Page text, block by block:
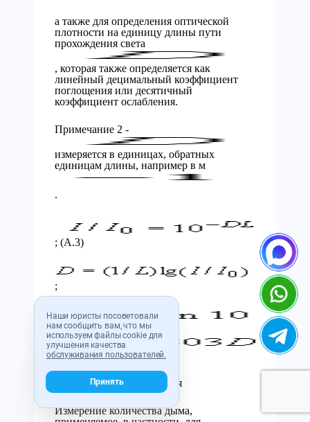
Наши юристы посоветовали
нам сообщить вам, что мы
используем файлы cookie для
улучшения качества
обслуживания пользователей.
Принять
а также для определения оптической
плотности на единицу длины пути
прохождения света
, которая также определяется как
линейный децимальный коэффициент
поглощения или десятичный
коэффициент ослабления.
Примечание 2 -
измеряется в единицах, обратных
единицам длины, например в м
.
; (А.3)
;
или
.
А.1.2 Площадь ослабления
Измерение количества дыма,